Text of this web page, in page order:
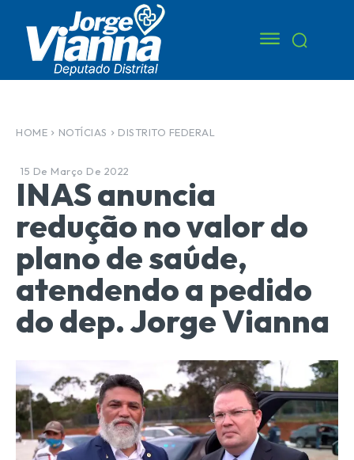
HOME NOTÍCIAS DISTRITO FEDERAL
15 De Março De 2022
INAS anuncia
redução no valor do
plano de saúde,
atendendo a pedido
do dep. Jorge Vianna